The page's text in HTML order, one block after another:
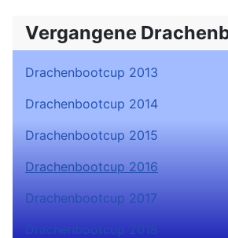
Vergangene
Drachenbootcup 2013
Drachenbootcup 2014
Drachenbootcup 2015
Drachenbootcup 2016
Drachenbootcup 2017
Drachenbootcup 2018